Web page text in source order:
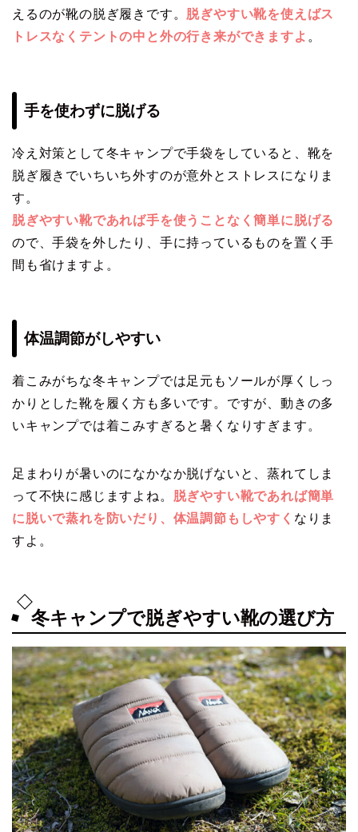
えるのが靴の脱ぎ履きです。 脱ぎやすい靴を使えばス
トレスなくテントの中と外の行き来ができますよ 。
手を使わずに脱げる
冷え対策として冬キャンプで手袋をしていると、靴を
脱ぎ履きでいちいち外すのが意外とストレスになりま
す。
脱ぎやすい靴であれば手を使うことなく簡単に脱げる
ので、手袋を外したり、手に持っているものを置く手
間も省けますよ。
体温調節がしやすい
着こみがちな冬キャンプでは足元もソールが厚くしっ
かりとした靴を履く方も多いです。ですが、動きの多
いキャンプでは着こみすぎると暑くなりすぎます。
足まわりが暑いのになかなか脱げないと、蒸れてしま
って不快に感じますよね。 脱ぎやすい靴であれば簡単
に脱いで蒸れを防いだり、体温調節もしやすく なりま
すよ。
冬キャンプで脱ぎやすい靴の選び方